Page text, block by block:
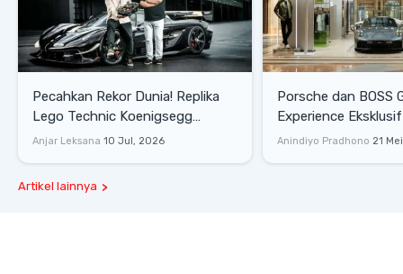
Pecahkan Rekor Dunia! Replika
Lego Technic Koenigsegg
Sadair's Spear Ukuran Asli Sukses
Anjar Leksana 10 Jul, 2026
Porsche dan BOSS
Experience
Senayan, Hadirkan
Anindiyo Pradhono 21
Artikel lainnya